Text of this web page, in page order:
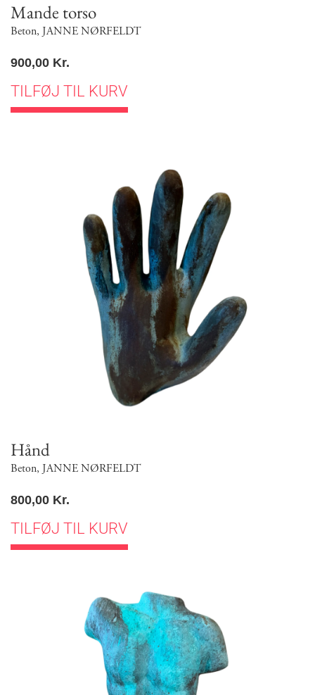
Mande torso
Beton, JANNE NØRFELDT
900,00 Kr.
TILFØJ TIL KURV
Hånd
Beton, JANNE NØRFELDT
800,00 Kr.
TILFØJ TIL KURV